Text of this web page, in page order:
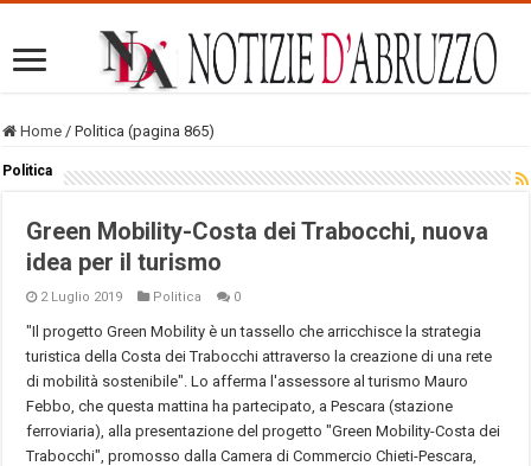
Home / Politica (pagina 865)
Politica
Green Mobility-Costa dei Trabocchi, nuova
idea per il turismo
2 Luglio 2019 Politica 0
"Il progetto Green Mobility è un tassello che arricchisce la strategia
turistica della Costa dei Trabocchi attraverso la creazione di una rete
di mobilità sostenibile". Lo afferma l'assessore al turismo Mauro
Febbo, che questa mattina ha partecipato, a Pescara (stazione
ferroviaria), alla presentazione del progetto "Green Mobility-Costa dei
Trabocchi", promosso dalla Camera di Commercio Chieti-Pescara,